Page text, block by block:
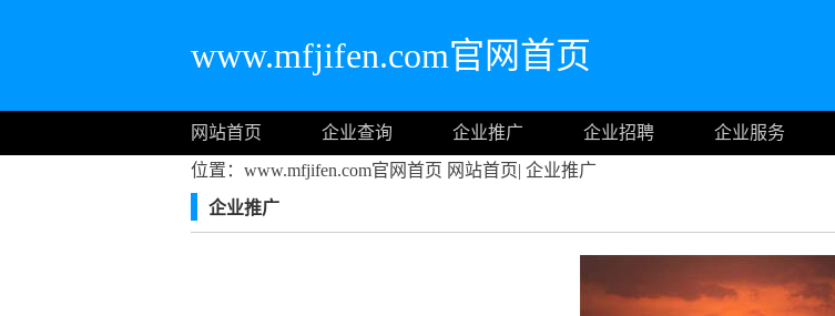
www.mfjifen.com官网首页
网站首页 企业查询 企业推广 企业招聘 企业服务
位置：www.mfjifen.com官网首页 网站首页| 企业推广
企业推广